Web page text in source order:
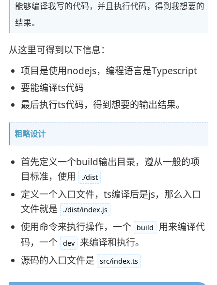
能够编译我写的代码，并且执行代码，得到我想要的
结果。
从这里可得到以下信息：
项目是使用nodejs，编程语言是Typescript
要能编译ts代码
最后执行ts代码，得到想要的输出结果。
粗略设计
首先定义一个build输出目录，遵从一般的项
目标准，使用
./dist
定义一个入口文件，ts编译后是js，那么入口
文件就是
./dist/index.js
使用命令来执行操作，一个 build
用来编译代
码，一个 dev 来编译和执行。
源码的入口文件是
src/index.ts